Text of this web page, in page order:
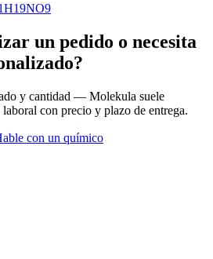
un pedido o necesita
y cantidad — Molekula suele
con precio y plazo de entrega.
con un químico